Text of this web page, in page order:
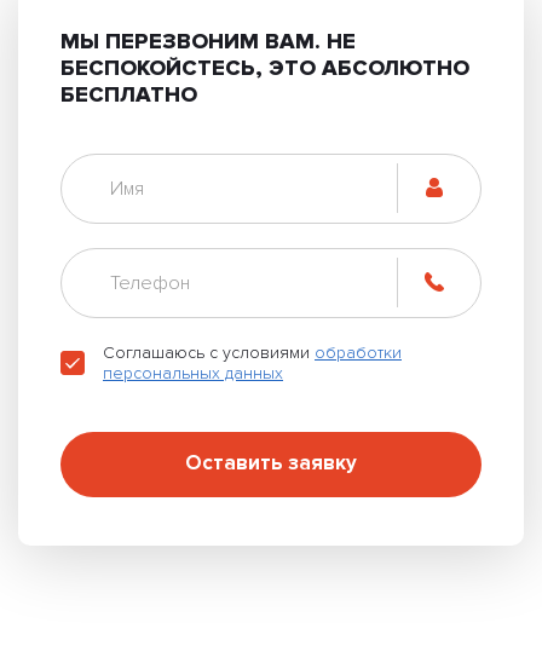
МЫ ПЕРЕЗВОНИМ ВАМ. НЕ
БЕСПОКОЙСТЕСЬ, ЭТО АБСОЛЮТНО
БЕСПЛАТНО
Соглашаюсь с условиями обработки
персональных данных
Оставить заявку